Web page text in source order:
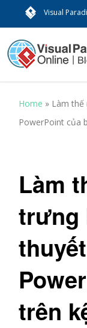
Visual
Home » Làm thế
PowerPoint của
Làm
trưng
trên